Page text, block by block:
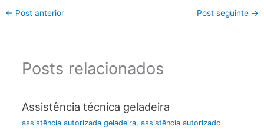
← Post anterior Post seguinte →
Posts relacionados
Assistência técnica geladeira
assistência autorizada geladeira, assistência autorizado